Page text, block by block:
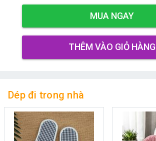
MUA NGAY
THÊM VÀO GIỎ HÀNG
Dép đi trong nhà